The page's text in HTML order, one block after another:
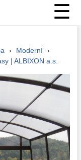
☰
› Moderní ›
| ALBIXON a.s.